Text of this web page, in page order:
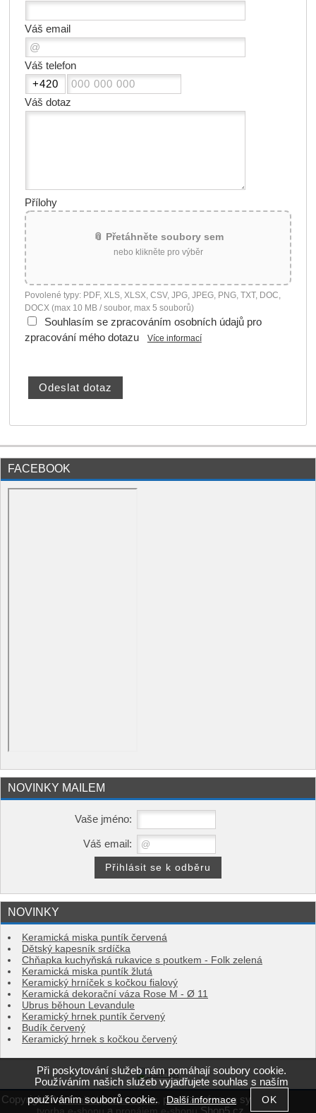
Váš email
Váš telefon
Váš dotaz
Přílohy
📎 Přetáhněte soubory sem
nebo klikněte pro výběr
Povolené typy: PDF, XLS, XLSX, CSV, JPG, JPEG, PNG, TXT, DOC,
DOCX (max 10 MB / soubor, max 5 souborů)
Souhlasím se zpracováním osobních údajů pro
zpracování mého dotazu
Více informací
FACEBOOK
NOVINKY MAILEM
Vaše jméno:
Váš email:
NOVINKY
Keramická miska puntík červená
Dětský kapesník srdíčka
Chňapka kuchyňská rukavice s poutkem - Folk zelená
Keramická miska puntík žlutá
Keramický hrníček s kočkou fialový
Keramická dekorační váza Rose M - Ø 11
Ubrus běhoun Levandule
Keramický hrnek puntík červený
Budík červený
Keramický hrnek s kočkou červený
Copyright ©e-kvalitni-povleceni.cz, provozováno na systému
a Shop5.cz
Při poskytování služeb nám pomáhají soubory cookie.
Používáním našich služeb vyjadřujete souhlas s naším
používáním souborů cookie.Další informace